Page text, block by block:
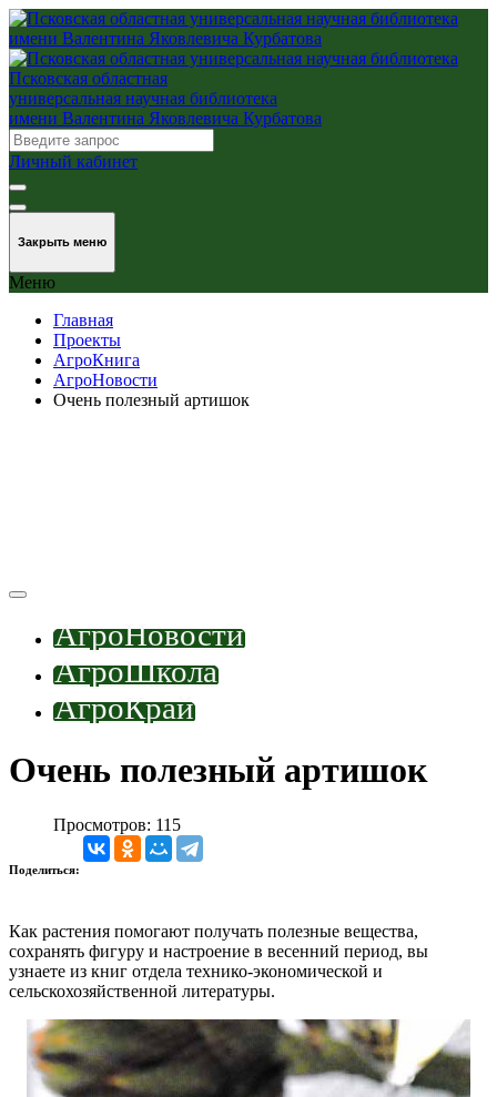
Псковская областная
универсальная научная библиотека
имени Валентина Яковлевича Курбатова
Личный кабинет
Закрыть меню
Меню
Главная
Проекты
АгроКнига
АгроНовости
Очень полезный артишок
АгроНовости
АгроШкола
АгроКрай
Очень полезный артишок
Просмотров: 115
Поделиться:
Как растения помогают получать полезные вещества,
сохранять фигуру и настроение в весенний период, вы
узнаете из книг отдела технико-экономической и
сельскохозяйственной литературы.